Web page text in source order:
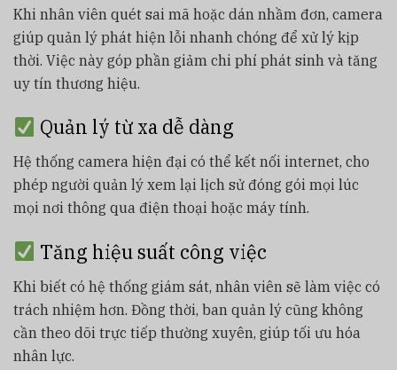
Khi nhân viên quét sai mã hoặc dán nhầm đơn, camera
giúp quản lý phát hiện lỗi nhanh chóng để xử lý kịp
thời. Việc này góp phần giảm chi phí phát sinh và tăng
uy tín thương hiệu.
Quản lý từ xa dễ dàng
Hệ thống camera hiện đại có thể kết nối internet, cho
phép người quản lý xem lại lịch sử đóng gói mọi lúc
mọi nơi thông qua điện thoại hoặc máy tính.
Tăng hiệu suất công việc
Khi biết có hệ thống giám sát, nhân viên sẽ làm việc có
trách nhiệm hơn. Đồng thời, ban quản lý cũng không
cần theo dõi trực tiếp thường xuyên, giúp tối ưu hóa
nhân lực.